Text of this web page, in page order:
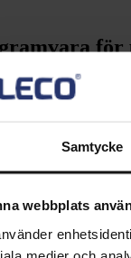
Samtycke
webbplats
för
ditt nästa
minuter
dina projektet
koder,